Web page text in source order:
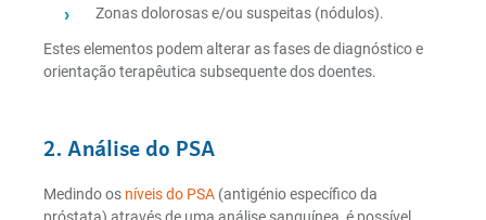
Zonas dolorosas e/ou suspeitas (nódulos).
Estes elementos podem alterar as fases de diagnóstico e
orientação terapêutica subsequente dos doentes.
2. Análise do PSA
Medindo os níveis do PSA (antigénio específico da